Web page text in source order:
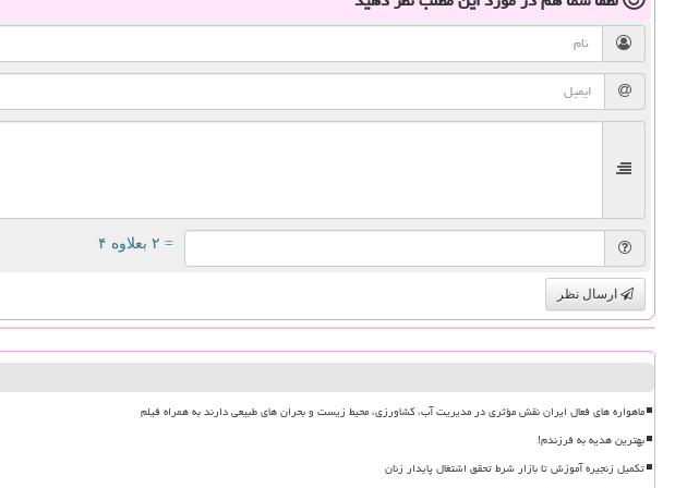
= ۲ بعلاوه ۴
ارسال نظر
ماهواره های فعال ایران نقش مؤثری در مدیریت آب، کشاورزی، محیط زیست و بحران های طبیعی دارند به همراه فیلم
بهترین هدیه به فرزندم!
تکمیل زنجیره آموزش تا بازار شرط تحقق اشتغال پایدار زنان